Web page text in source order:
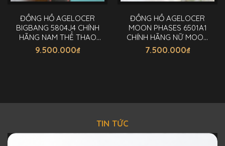
ĐỒNG HỒ AGELOCER
BIGBANG 5804J4 CHÍNH
HÃNG NAM THỂ THAO
44MM
9.500.000₫
ĐỒNG HỒ AGELOCER
MOON PHASES 6501A1
CHÍNH HÃNG NỮ MOON
PHASES 36MM
7.500.000₫
TIN TỨC